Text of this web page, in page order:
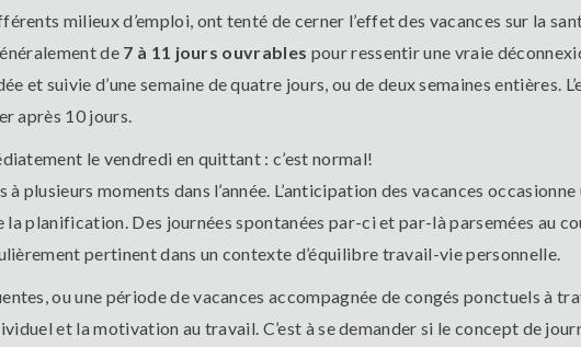
milieux d’emploi, ont tenté de cerner l’effet des vacances sur la
de 7 à 11 jours ouvrables pour ressentir une vraie
et suivie d’une semaine de quatre jours, ou de deux semaines entières.
après 10 jours.
le vendredi en quittant : c’est normal!
plusieurs moments dans l’année. L’anticipation des vacances
planification. Des journées spontanées par-ci et par-là parsemées au
pertinent dans un contexte d’équilibre travail-vie personnelle.
ou une période de vacances accompagnée de congés ponctuels à
et la motivation au travail. C’est à se demander si le concept de